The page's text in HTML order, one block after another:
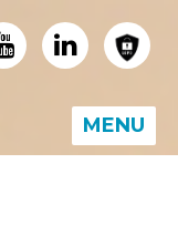
MENU